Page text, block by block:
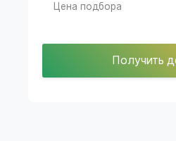
Цена подбора
Получить